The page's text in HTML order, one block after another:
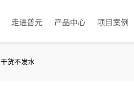
走进普元 产品中心 项目案例
货不发水